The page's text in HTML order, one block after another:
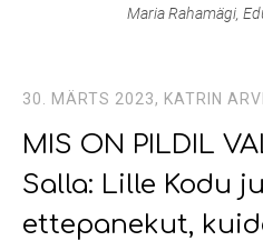
Maria Rahamägi,
30. MÄRTS 2023, KATRIN
MIS ON PILDIL
Salla: Lille Kodu
ettepanekut,